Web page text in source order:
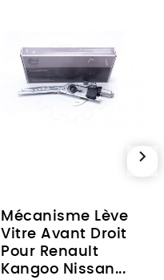
Mécanisme Lève
Vitre Avant Droit
Pour Renault
Kangoo Nissan...
chevron_right